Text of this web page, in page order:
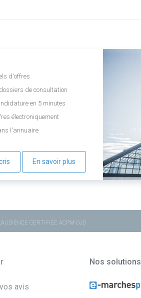
d'offres
de consultation
en 5 minutes
électroniquement
l'annuaire
En savoir plus
CERTIFIÉE ACPM-OJD
avis
Nos solutions